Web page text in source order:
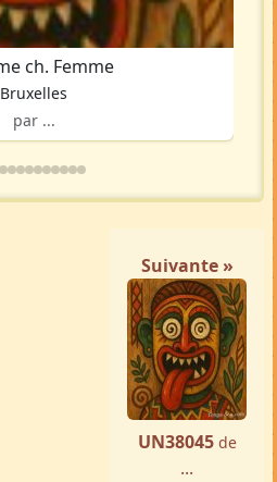
ch. Femme
Bruxelles
par ...
Suivante »
UN38045 de
...